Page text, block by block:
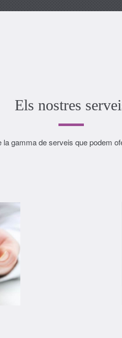
Els nostres
gamma de serveis que podem